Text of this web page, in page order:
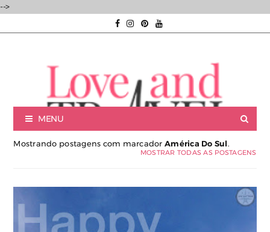
-->
Luxury experiences | Viagens Incríveis | Experiências únicas |
MENU
Mostrando postagens com marcador América Do Sul .
MOSTRAR TODAS AS POSTAGENS